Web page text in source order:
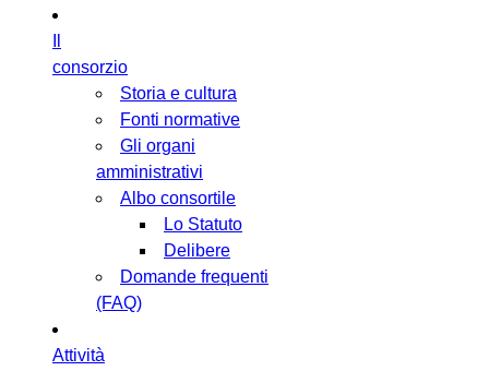
consorzio
Storia e cultura
Fonti normative
Gli organi
amministrativi
Albo consortile
Lo Statuto
Delibere
Domande frequenti
(FAQ)
Attività